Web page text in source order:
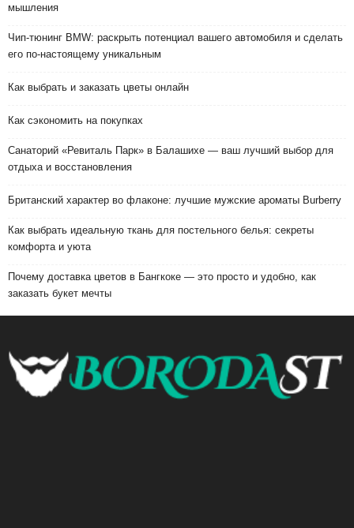
мышления
Чип-тюнинг BMW: раскрыть потенциал вашего автомобиля и сделать
его по-настоящему уникальным
Как выбрать и заказать цветы онлайн
Как сэкономить на покупках
Санаторий «Ревиталь Парк» в Балашихе — ваш лучший выбор для
отдыха и восстановления
Британский характер во флаконе: лучшие мужские ароматы Burberry
Как выбрать идеальную ткань для постельного белья: секреты
комфорта и уюта
Почему доставка цветов в Бангкоке — это просто и удобно, как
заказать букет мечты